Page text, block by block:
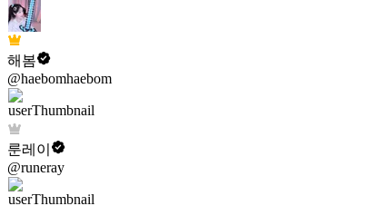
해봄
@haebomhaebom
룬레이
@runeray